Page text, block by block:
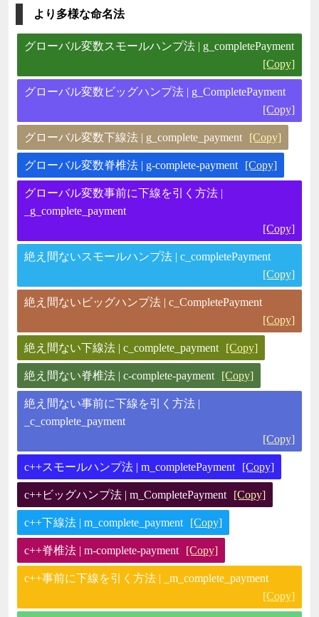
より多様な命名法
グローバル変数スモールハンプ法 | g_completePayment
[Copy]
グローバル変数ビッグハンプ法 | g_CompletePayment
[Copy]
グローバル変数下線法 | g_complete_payment [Copy]
グローバル変数脊椎法 | g-complete-payment [Copy]
グローバル変数事前に下線を引く方法 |
_g_complete_payment
[Copy]
絶え間ないスモールハンプ法 | c_completePayment
[Copy]
絶え間ないビッグハンプ法 | c_CompletePayment
[Copy]
絶え間ない下線法 | c_complete_payment [Copy]
絶え間ない脊椎法 | c-complete-payment [Copy]
絶え間ない事前に下線を引く方法 |
_c_complete_payment
[Copy]
c++スモールハンプ法 | m_completePayment [Copy]
c++ビッグハンプ法 | m_CompletePayment [Copy]
c++下線法 | m_complete_payment [Copy]
c++脊椎法 | m-complete-payment [Copy]
c++事前に下線を引く方法 | _m_complete_payment
[Copy]